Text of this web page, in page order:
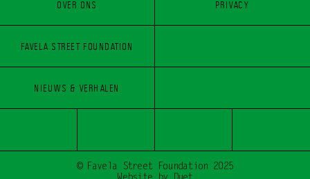
COMMUNITIES
OVER ONS
OVER ONS
FAVELA STREET FOUNDATION
FAVELA STREET FOUNDATION
NIEUWS & VERHALEN
ANBI
PRIVACY
© Favela Street Foundation 2025